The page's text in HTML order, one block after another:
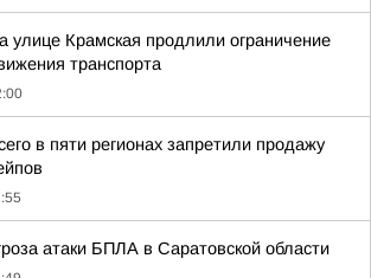
улице Крамская продлили ограничение
транспорта
в пяти регионах запретили продажу
атаки БПЛА в Саратовской области